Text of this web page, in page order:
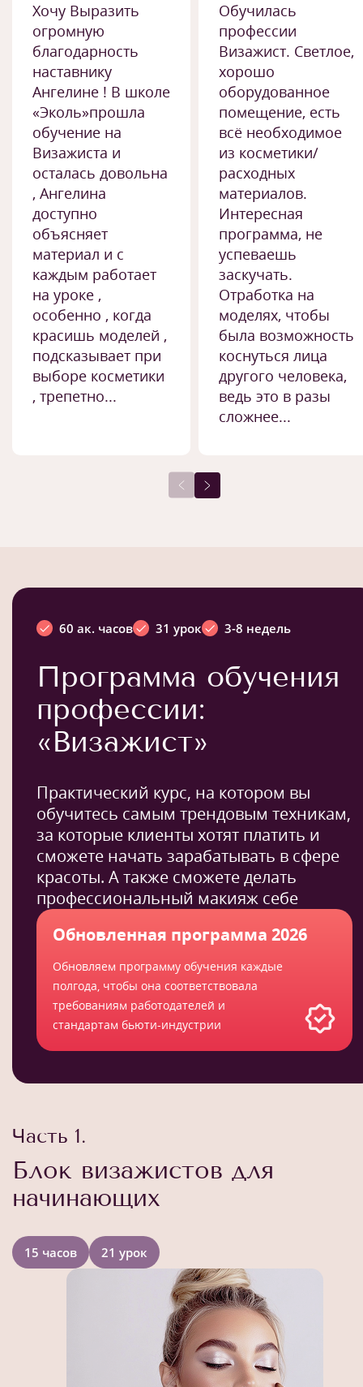
Хочу Выразить
огромную
благодарность
наставнику
Ангелине ! В школе
«Эколь»прошла
обучение на
Визажиста и
осталась довольна
, Ангелина
доступно
объясняет
материал и с
каждым работает
на уроке ,
особенно , когда
красишь моделей ,
подсказывает при
выборе косметики
, трепетно...
Обучилась
профессии
Визажист. Светлое,
хорошо
оборудованное
помещение, есть
всё необходимое
из косметики/
расходных
материалов.
Интересная
программа, не
успеваешь
заскучать.
Отработка на
моделях, чтобы
была возможность
коснуться лица
другого человека,
ведь это в разы
сложнее...
60 ак. часов 31 урок 3-8 недель
Программа обучения
профессии:
«Визажист»
Практический курс, на котором вы
обучитесь самым трендовым техникам,
за которые клиенты хотят платить и
сможете начать зарабатывать в сфере
красоты. А также сможете делать
профессиональный макияж себе
Обновленная программа 2026
Обновляем программу обучения каждые
полгода, чтобы она соответствовала
требованиям работодателей и
стандартам бьюти-индустрии
Часть 1.
Блок визажистов для
начинающих
15 часов 21 урок